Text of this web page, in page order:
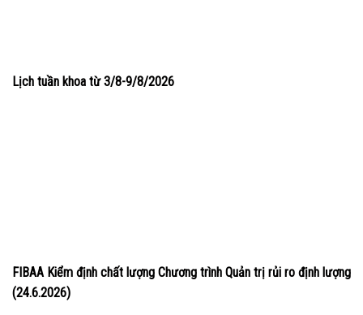
Lịch tuần khoa từ 3/8-9/8/2026
FIBAA Kiểm định chất lượng Chương trình Quản trị rủi ro định lượng
(24.6.2026)